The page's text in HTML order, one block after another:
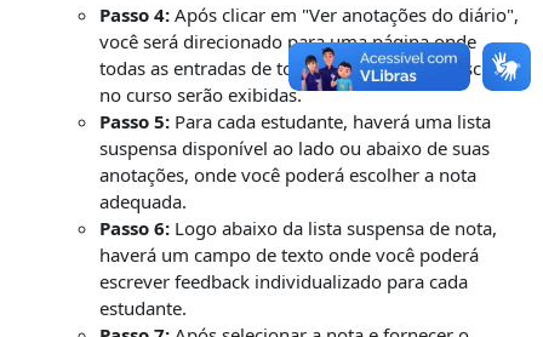
Passo 4: Após clicar em "Ver anotações do diário",
você será direcionado para uma página onde
todas as entradas de todos os estudantes inscritos
no curso serão exibidas.
Passo 5: Para cada estudante, haverá uma lista
suspensa disponível ao lado ou abaixo de suas
anotações, onde você poderá escolher a nota
adequada.
Passo 6: Logo abaixo da lista suspensa de nota,
haverá um campo de texto onde você poderá
escrever feedback individualizado para cada
estudante.